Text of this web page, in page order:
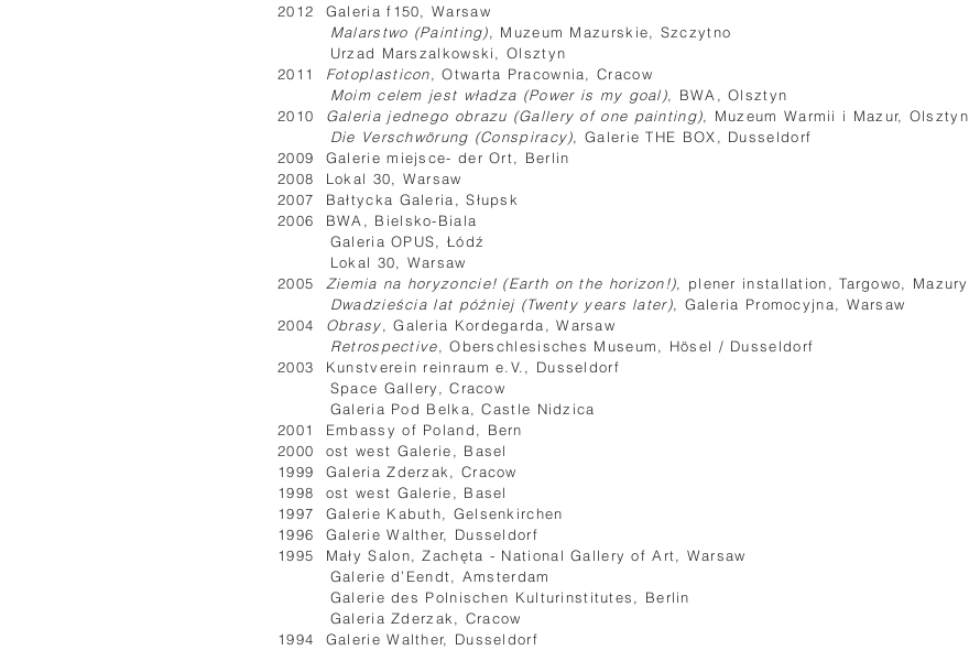
2012 Galeria f150, Warsaw
Malarstwo (Painting) , Muzeum Mazurskie, Szczytno
Urzad Marszalkowski, Olsztyn
2011 Fotoplasticon , Otwarta Pracownia, Cracow
Moim celem jest władza (Power is my goal) , BWA, Olsztyn
2010 Galeria jednego obrazu (Gallery of one painting) , Muzeum Warmii i Mazur, Olsztyn
Die Verschwörung (Conspiracy) , Galerie THE BOX, Dusseldorf
2009 Galerie miejsce- der Ort, Berlin
2008 Lokal 30, Warsaw
2007 Bałtycka Galeria, Słupsk
2006 BWA, Bielsko-Biala
Galeria OPUS, Łódź
Lokal 30, Warsaw
2005 Ziemia na horyzoncie! (Earth on the horizon!) , plener installation, Targowo, Mazury
Dwadzieścia lat później (Twenty years later), Galeria Promocyjna, Warsaw
2004 Obrasy , Galeria Kordegarda, Warsaw
Retrospective , Oberschlesisches Museum, Hösel / Dusseldorf
2003 Kunstverein reinraum e.V., Dusseldorf
Space Gallery, Cracow
Galeria Pod Belka, Castle Nidzica
2001 Embassy of Poland, Bern
2000 ost west Galerie, Basel
1999 Galeria Zderzak, Cracow
1998 ost west Galerie, Basel
1997 Galerie Kabuth, Gelsenkirchen
1996 Galerie Walther, Dusseldorf
1995 Mały Salon, Zachęta - National Gallery of Art, Warsaw
Galerie d’Eendt, Amsterdam
Galerie des Polnischen Kulturinstitutes, Berlin
Galeria Zderzak, Cracow
1994 Galerie Walther, Dusseldorf